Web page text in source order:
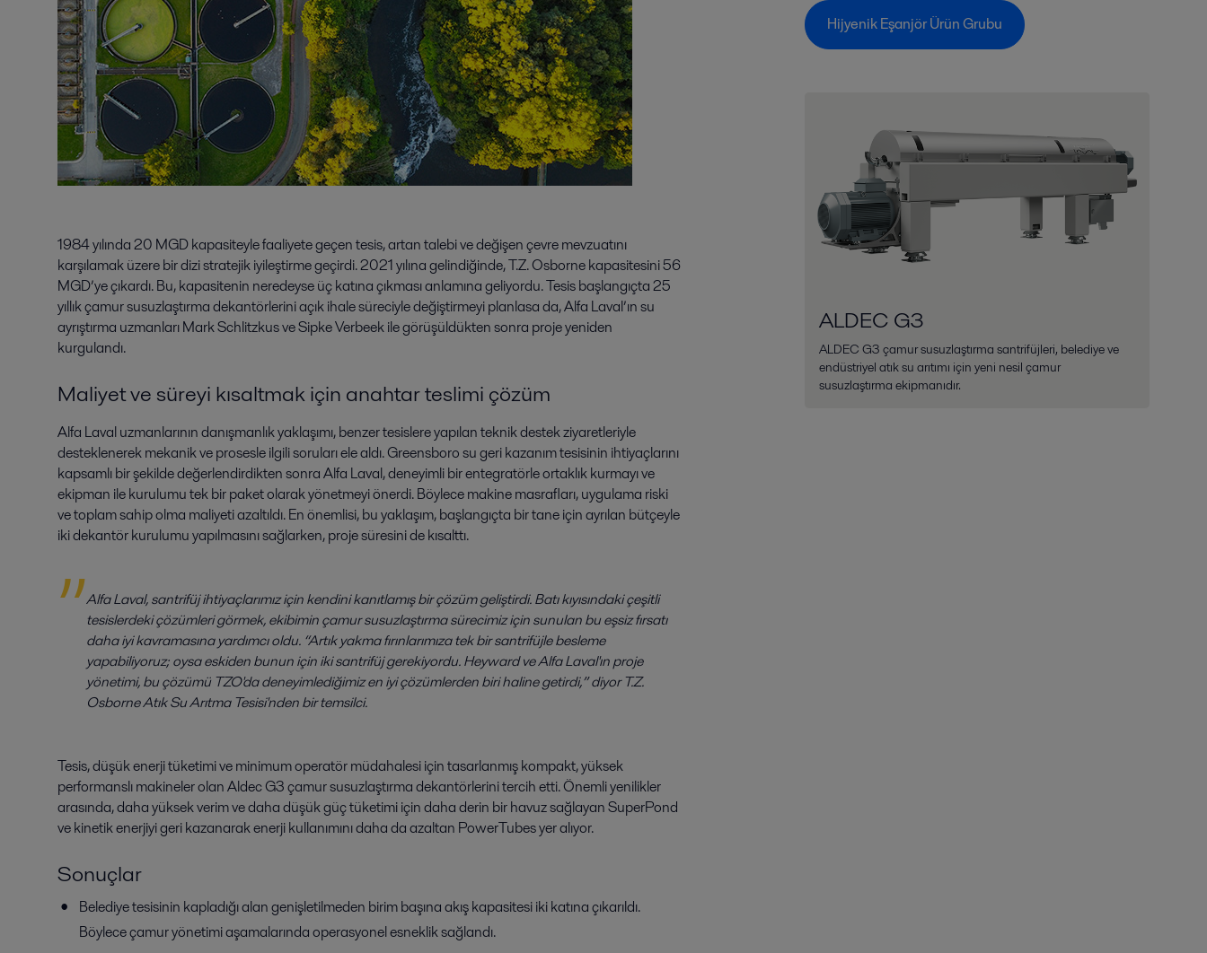
1984 yılında 20 MGD kapasiteyle faaliyete geçen tesis, artan talebi ve değişen çevre mevzuatını
karşılamak üzere bir dizi stratejik iyileştirme geçirdi. 2021 yılına gelindiğinde, T.Z. Osborne kapasitesini 56
MGD’ye çıkardı. Bu, kapasitenin neredeyse üç katına çıkması anlamına geliyordu. Tesis başlangıçta 25
yıllık çamur susuzlaştırma dekantörlerini açık ihale süreciyle değiştirmeyi planlasa da, Alfa Laval’ın su
ayrıştırma uzmanları Mark Schlitzkus ve Sipke Verbeek ile görüşüldükten sonra proje yeniden
kurgulandı.
Maliyet ve süreyi kısaltmak için anahtar teslimi çözüm
Alfa Laval uzmanlarının danışmanlık yaklaşımı, benzer tesislere yapılan teknik destek ziyaretleriyle
desteklenerek mekanik ve prosesle ilgili soruları ele aldı. Greensboro su geri kazanım tesisinin ihtiyaçlarını
kapsamlı bir şekilde değerlendirdikten sonra Alfa Laval, deneyimli bir entegratörle ortaklık kurmayı ve
ekipman ile kurulumu tek bir paket olarak yönetmeyi önerdi. Böylece makine masrafları, uygulama riski
ve toplam sahip olma maliyeti azaltıldı. En önemlisi, bu yaklaşım, başlangıçta bir tane için ayrılan bütçeyle
iki dekantör kurulumu yapılmasını sağlarken, proje süresini de kısalttı.
Alfa Laval, santrifüj ihtiyaçlarımız için kendini kanıtlamış bir çözüm geliştirdi. Batı kıyısındaki çeşitli
tesislerdeki çözümleri görmek, ekibimin çamur susuzlaştırma sürecimiz için sunulan bu eşsiz fırsatı
daha iyi kavramasına yardımcı oldu. “Artık yakma fırınlarımıza tek bir santrifüjle besleme
yapabiliyoruz; oysa eskiden bunun için iki santrifüj gerekiyordu. Heyward ve Alfa Laval'ın proje
yönetimi, bu çözümü TZO'da deneyimlediğimiz en iyi çözümlerden biri haline getirdi,” diyor T.Z.
Osborne Atık Su Arıtma Tesisi'nden bir temsilci.
Tesis, düşük enerji tüketimi ve minimum operatör müdahalesi için tasarlanmış kompakt, yüksek
performanslı makineler olan Aldec G3 çamur susuzlaştırma dekantörlerini tercih etti. Önemli yenilikler
arasında, daha yüksek verim ve daha düşük güç tüketimi için daha derin bir havuz sağlayan SuperPond
ve kinetik enerjiyi geri kazanarak enerji kullanımını daha da azaltan PowerTubes yer alıyor.
Sonuçlar
Belediye tesisinin kapladığı alan genişletilmeden birim başına akış kapasitesi iki katına çıkarıldı.
Böylece çamur yönetimi aşamalarında operasyonel esneklik sağlandı.
Hijyenik Eşanjör Ürün Grubu
ALDEC G3
ALDEC G3 çamur susuzlaştırma santrifüjleri, belediye ve
endüstriyel atık su arıtımı için yeni nesil çamur
susuzlaştırma ekipmanıdır.